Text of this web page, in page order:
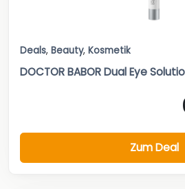
Deals, Beauty, Kosmetik
DOCTOR BABOR Dual Eye
Zum Deal